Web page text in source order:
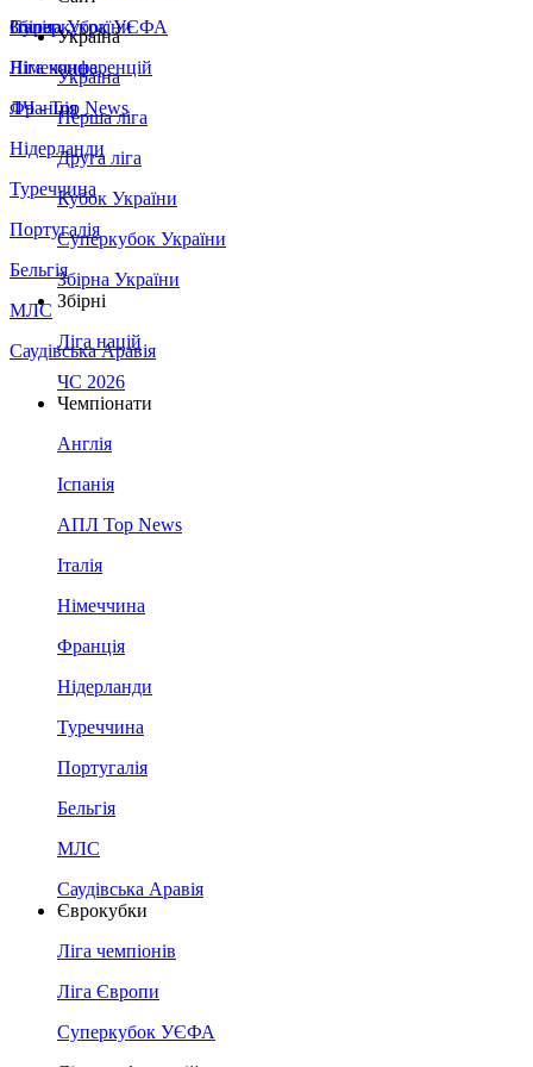
Збірна України
Італія
Німеччина
Франція
Нідерланди
Туреччина
Португалія
Бельгія
МЛС
Саудівська Аравія
Суперкубок УЄФА
Ліга конференцій
ЛЧ - Top News
Україна
Україна
Перша ліга
Друга ліга
Кубок України
Суперкубок України
Збірна України
Збірні
Ліга націй
ЧС 2026
Чемпіонати
Англія
Іспанія
АПЛ Top News
Італія
Німеччина
Франція
Нідерланди
Туреччина
Португалія
Бельгія
МЛС
Саудівська Аравія
Єврокубки
Ліга чемпіонів
Ліга Європи
Суперкубок УЄФА